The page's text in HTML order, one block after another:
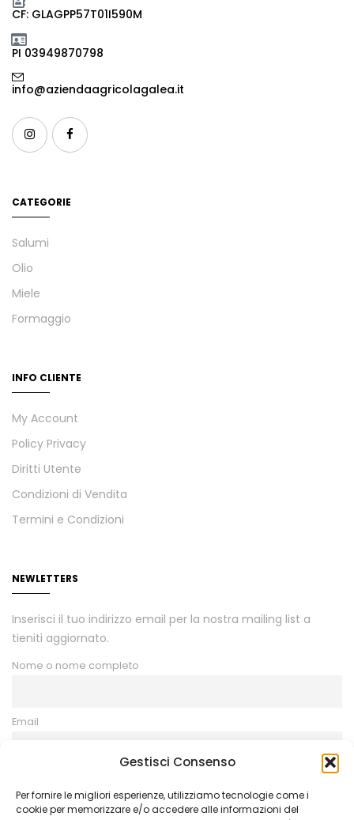
Gestisci Consenso
Per fornire le migliori esperienze, utilizziamo tecnologie come i
cookie per memorizzare e/o accedere alle informazioni del
CF: GLAGPP57T01I590M
PI 03949870798
info@aziendaagricolagalea.it
CATEGORIE
Salumi
Olio
Miele
Formaggio
INFO CLIENTE
My Account
Policy Privacy
Diritti Utente
Condizioni di Vendita
Termini e Condizioni
NEWLETTERS
Inserisci il tuo indirizzo email per la nostra mailing list a
tieniti aggiornato.
Nome o nome completo
Email